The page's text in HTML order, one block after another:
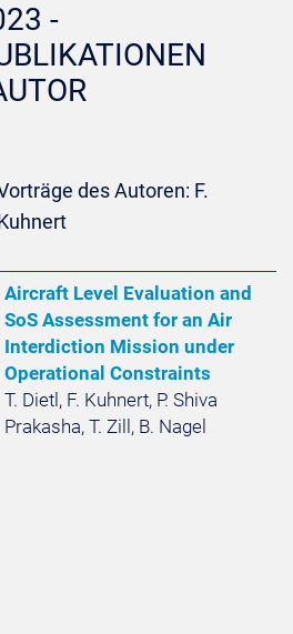
-
des Autoren: F.
Aircraft Level Evaluation and
SoS Assessment for an Air
Interdiction Mission under
Operational Constraints
T. Dietl, F. Kuhnert, P. Shiva
Prakasha, T. Zill, B. Nagel